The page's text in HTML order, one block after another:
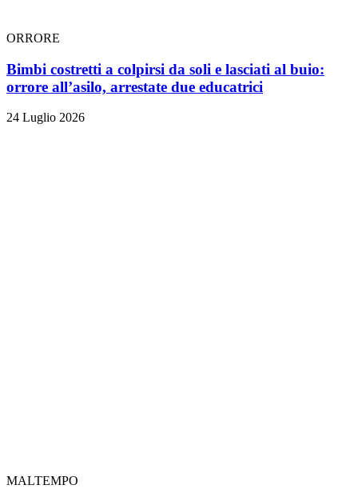
ORRORE
Bimbi costretti a colpirsi da soli e lasciati al buio:
orrore all’asilo, arrestate due educatrici
24 Luglio 2026
MALTEMPO